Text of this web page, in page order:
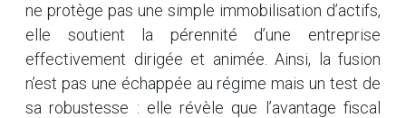
ne protège pas une simple immobilisation d’actifs,
elle soutient la pérennité d’une entreprise
effectivement dirigée et animée. Ainsi, la fusion
n’est pas une échappée au régime mais un test de
sa robustesse : elle révèle que l’avantage fiscal